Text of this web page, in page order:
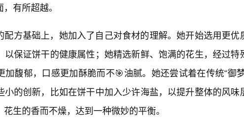
有所超越。
配方基础上，她加入了自己对食材的理解。她开始选用更优
以保证饼干的健康属性；她精选新鲜、饱满的花生，经过特
加馥郁，口感更加酥脆而不🎯油腻。她还尝试着在传统“御
小的创新，比如在饼干中加入少许海盐，以提升整体的风味
生的香而不燥，达到一种微妙的平衡。